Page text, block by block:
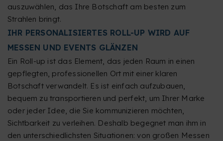
auszuwählen, das Ihre Botschaft am besten zum
Strahlen bringt.
IHR PERSONALISIERTES ROLL-UP WIRD AUF
MESSEN UND EVENTS GLÄNZEN
Ein Roll-up ist das Element, das jeden Raum in einen
gepflegten, professionellen Ort mit einer klaren
Botschaft verwandelt. Es ist einfach aufzubauen,
bequem zu transportieren und perfekt, um Ihrer Marke
oder jeder Idee, die Sie kommunizieren möchten,
Sichtbarkeit zu verleihen. Deshalb begegnet man ihm in
den unterschiedlichsten Situationen: von großen Messen